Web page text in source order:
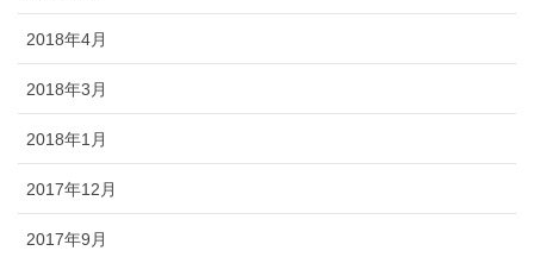
2018年4月
2018年3月
2018年1月
2017年12月
2017年9月